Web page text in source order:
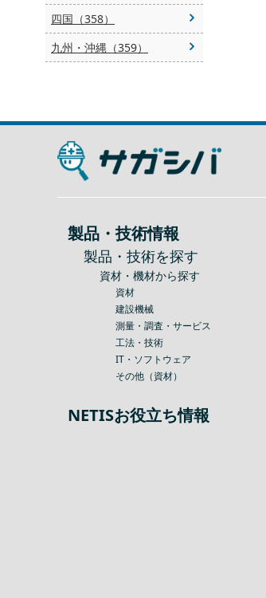
四国（358）
九州・沖縄（359）
製品・技術情報
製品・技術を探す
資材・機材から探す
資材
建設機械
測量・調査・サービス
工法・技術
IT・ソフトウェア
その他（資材）
NETISお役立ち情報